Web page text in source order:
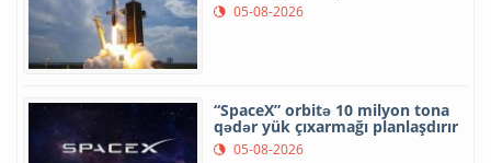
05-08-2026
“SpaceX” orbitə 10 milyon tona
qədər yük çıxarmağı planlaşdırır
05-08-2026